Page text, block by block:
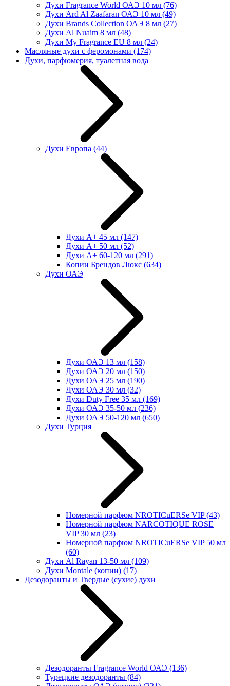
Духи Fragrance World ОАЭ 10 мл (76)
Духи Ard Al Zaafaran ОАЭ 10 мл (49)
Духи Brands Collection ОАЭ 8 мл (27)
Духи Al Nuaim 8 мл (48)
Духи My Fragrance EU 8 мл (24)
Масляные духи с феромонами (174)
Духи, парфюмерия, туалетная вода
Духи Европа (44)
Духи А+ 45 мл (147)
Духи А+ 50 мл (52)
Духи А+ 60-120 мл (291)
Копии Брендов Люкс (634)
Духи ОАЭ
Духи ОАЭ 13 мл (158)
Духи ОАЭ 20 мл (150)
Духи ОАЭ 25 мл (190)
Духи ОАЭ 30 мл (32)
Духи Duty Free 35 мл (169)
Духи ОАЭ 35-50 мл (236)
Духи ОАЭ 50-120 мл (650)
Духи Турция
Номерной парфюм NROTICuERSe VIP(43)
Номерной парфюм NARCOTIQUE ROSE
VIP 30 мл (23)
Номерной парфюм NROTICuERSe VIP 50 мл
(60)
Духи Al Rayan 13-50 мл (109)
Духи Montale (копии) (17)
Дезодоранты и Твердые (сухие) духи
Дезодоранты Fragrance World ОАЭ (136)
Турецкие дезодоранты (84)